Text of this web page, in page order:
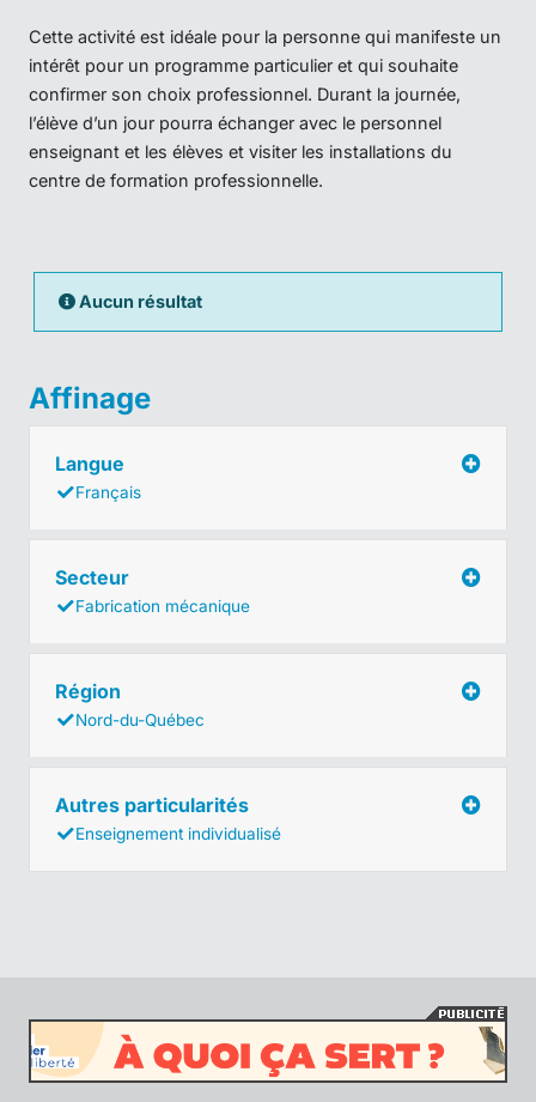
Cette activité est idéale pour la personne qui manifeste un
intérêt pour un programme particulier et qui souhaite
confirmer son choix professionnel. Durant la journée,
l’élève d’un jour pourra échanger avec le personnel
enseignant et les élèves et visiter les installations du
centre de formation professionnelle.
Aucun résultat
Affinage
Langue
Français
Secteur
Fabrication mécanique
Région
Nord-du-Québec
Autres particularités
Enseignement individualisé